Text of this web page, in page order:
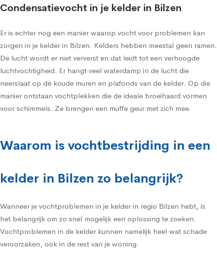
Condensatievocht in je kelder in Bilzen
Er is echter nog een manier waarop vocht voor problemen kan
zorgen in je kelder in Bilzen. Kelders hebben meestal geen ramen.
De lucht wordt er niet ververst en dat leidt tot een verhoogde
luchtvochtigheid. Er hangt veel waterdamp in de lucht die
neerslaat op de koude muren en plafonds van de kelder. Op die
manier ontstaan vochtplekken die de ideale broeihaard vormen
voor schimmels. Ze brengen een muffe geur met zich mee.
Waarom is vochtbestrijding in een
kelder in Bilzen zo belangrijk?
Wanneer je vochtproblemen in je kelder in regio Bilzen hebt, is
het belangrijk om zo snel mogelijk een oplossing te zoeken.
Vochtproblemen in de kelder kunnen namelijk heel wat schade
veroorzaken, ook in de rest van je woning.